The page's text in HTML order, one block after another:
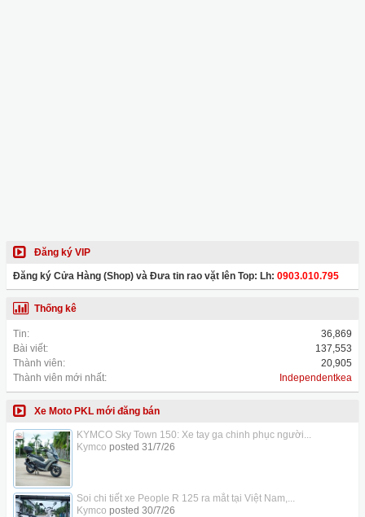
Đăng ký VIP
Đăng ký Cửa Hàng (Shop) và Đưa tin rao vặt lên Top: Lh: 0903.010.795
Thống kê
Tin:
36,869
Bài viết:
137,553
Thành viên:
20,905
Thành viên mới nhất:
Independentkea
Xe Moto PKL mới đăng bán
KYMCO Sky Town 150: Xe tay ga chinh phục người...
Kymco posted 31/7/26
Soi chi tiết xe People R 125 ra mắt tại Việt Nam,...
Kymco posted 30/7/26